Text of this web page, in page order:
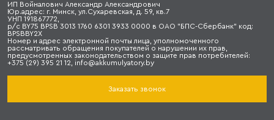
ИП Войналович Александр Александрович
Юр.адрес: г. Минск, ул.Сухаревская, д. 59, кв.7
УНП 191867772,
р/с BY75 BPSB 3013 1760 6301 3933 0000 в ОАО "БПС-Сбербанк" код:
BPSBBY2X
Номер и адрес электронной почты лица, уполномоченного
рассматривать обращения покупателей о нарушении их прав,
предусмотренных законодательством о защите прав потребителей:
+375 (29) 395 21 12, info@akkumulyatory.by
Заказать звонок